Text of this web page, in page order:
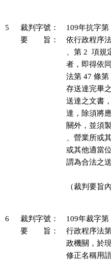
5 裁判字號：
109年抗字第
要 旨：
依行政程序
、第 2  項
者，即得依
法第 47 條
存送達完畢
送達之文書
達，除須將
關外，並須
、營業所或
或其他適當
謂為合法之送
（裁判要旨
6 裁判字號：
109年裁字第
要 旨：
行政程序法
政機關，於
修正名稱用